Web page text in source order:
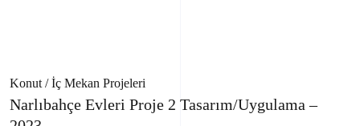
Konut / İç Mekan Projeleri
Narlıbahçe Evleri Proje 2 Tasarım/Uygulama –